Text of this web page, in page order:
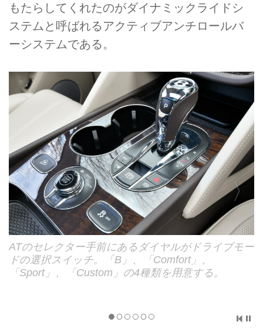
もたらしてくれたのがダイナミックライドシ
ステムと呼ばれるアクティブアンチロールバ
ーシステムである。
ATのセレクター手前にあるダイヤルがドライブモー
ドの選択スイッチ。「B」、「Comfort」、
「Sport」、「Custom」の4種類を用意する。